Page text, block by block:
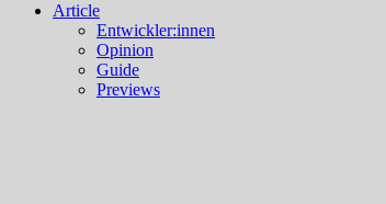
Article
Entwickler:innen
Opinion
Guide
Previews